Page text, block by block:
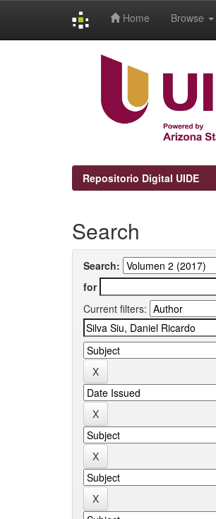
Home Browse
Repositorio Digital UIDE
Search
Search:
for
Current filters: